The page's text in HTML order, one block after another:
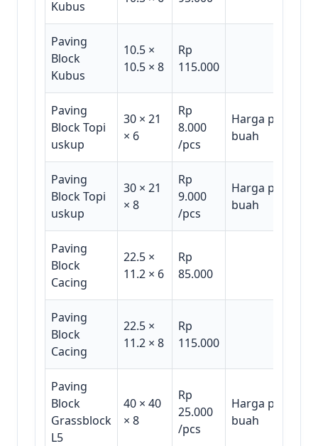
Kubus
Paving
Block
Kubus
10.5 ×
10.5 × 8
Rp
115.000
Paving
Block Topi
uskup
30 × 21
× 6
Rp
8.000
/pcs
Harga per
buah
Paving
Block Topi
uskup
30 × 21
× 8
Rp
9.000
/pcs
Harga per
buah
Paving
Block
Cacing
22.5 ×
11.2 × 6
Rp
85.000
Paving
Block
Cacing
22.5 ×
11.2 × 8
Rp
115.000
Paving
Block
Grassblock
L5
40 × 40
× 8
Rp
25.000
/pcs
Harga per
buah